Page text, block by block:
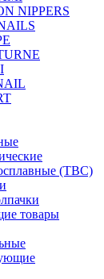
NIPPERS
(ТВС)
товары